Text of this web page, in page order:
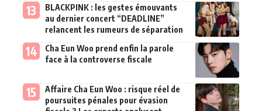
BLACKPINK : les gestes émouvants
au dernier concert “DEADLINE”
relancent les rumeurs de séparation
Cha Eun Woo prend enfin la parole
face à la controverse fiscale
Affaire Cha Eun Woo : risque réel de
poursuites pénales pour évasion